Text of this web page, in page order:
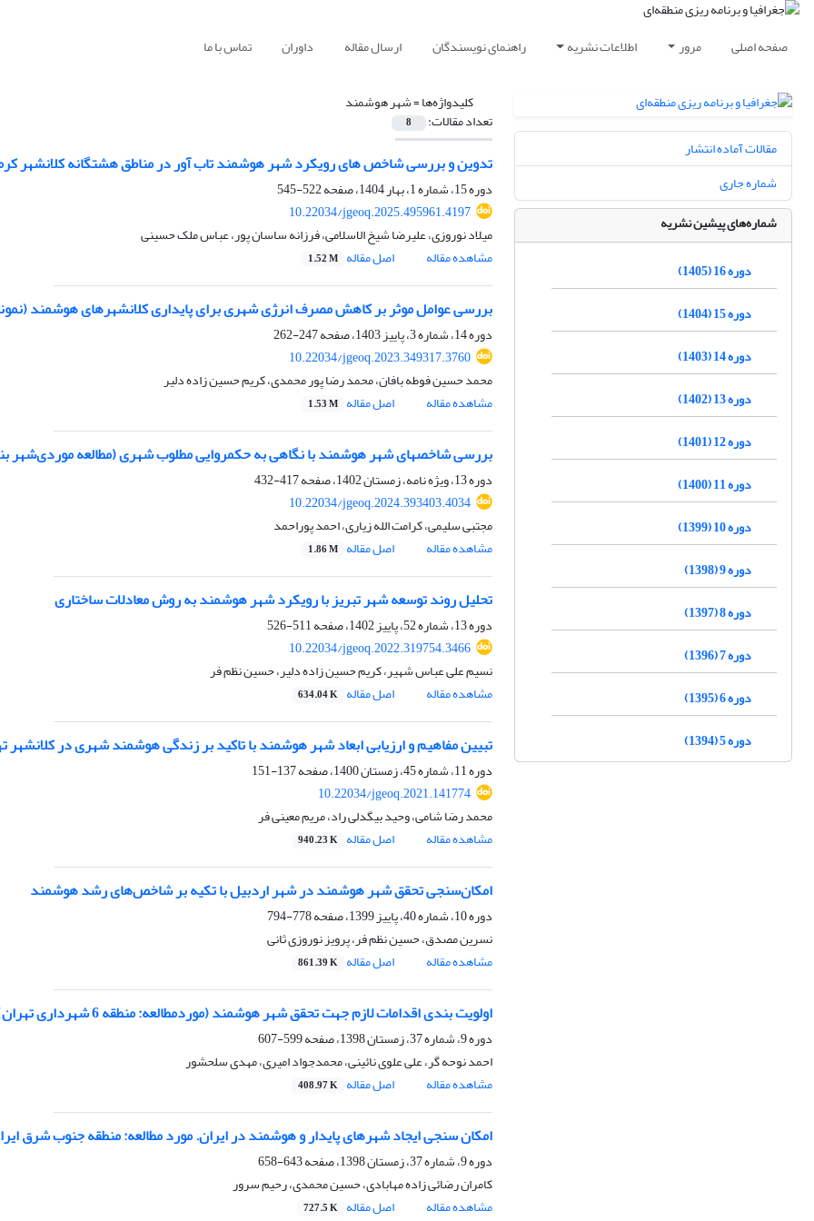
صفحه اصلی مرور اطلاعات نشریه راهنمای نویسندگان ارسال مقاله داوران تماس با ما
کلیدواژه‌ها =شهر هوشمند
تعداد مقالات: 8
تدوین و بررسی شاخص های رویکرد شهر هوشمند تاب آور در مناطق هشتگانه کلانشهر
دوره 15، شماره 1، بهار 1404، صفحه
522-545
10.22034/jgeoq.2025.495961.4197
میلاد نوروزی، علیرضا شیخ الاسلامی، فرزانه ساسان پور، عباس ملک حسینی
مشاهده مقاله
اصل مقاله 1.52 M
بررسی عوامل موثر بر کاهش مصرف انرژی شهری برای پایداری کلانشهرهای هوشمند
دوره 14، شماره 3، پاییز 1403، صفحه
247-262
10.22034/jgeoq.2023.349317.3760
محمد حسین فوطه بافان، محمد رضا پور محمدی، کریم حسین زاده دلیر
مشاهده مقاله
اصل مقاله 1.53 M
بررسی شاخص‎های شهر هوشمند با نگاهی به حکمروایی مطلوب شهری (مطالعه موردی‌شهر بندرعباس)
دوره 13، ویژه نامه، زمستان 1402، صفحه
417-432
10.22034/jgeoq.2024.393403.4034
مجتبی سلیمی، کرامت الله زیاری، احمد پوراحمد
مشاهده مقاله
اصل مقاله 1.86 M
تحلیل روند توسعه شهر تبریز با رویکرد شهر هوشمند به روش معادلات ساختاری
دوره 13، شماره 52، پاییز 1402، صفحه
511-526
10.22034/jgeoq.2022.319754.3466
نسیم علی عباس شهیر، کریم حسین زاده دلیر، حسین نظم فر
مشاهده مقاله
اصل مقاله 634.04 K
تبیین مفاهیم و ارزیابی ابعاد شهر هوشمند با تاکید بر زندگی هوشمند شهری در کلانشهر
دوره 11، شماره 45، زمستان 1400، صفحه
137-151
10.22034/jgeoq.2021.141774
محمد رضا شامی، وحید بیگدلی راد، مریم معینی فر
مشاهده مقاله
اصل مقاله 940.23 K
امکان‌سنجی تحقق‌ شهر هوشمند در شهر اردبیل با تکیه بر شاخص‌های رشد هوشمند
دوره 10، شماره 40، پاییز 1399، صفحه
778-794
نسرین مصدق، حسین نظم فر، پرویز نوروزی ثانی
مشاهده مقاله
اصل مقاله 861.39 K
اولویت بندی اقدامات لازم جهت تحقق شهر هوشمند (موردمطالعه: منطقه 6 شهرداری تهران)
دوره 9، شماره 37، زمستان 1398، صفحه
599-607
احمد نوحه گر، علی علوی نائینی، محمدجواد امیری، مهدی سلحشور
مشاهده مقاله
اصل مقاله 408.97 K
امکان سنجی ایجاد شهرهای پایدار و هوشمند در ایران. مورد مطالعه: منطقه جنوب شرق
دوره 9، شماره 37، زمستان 1398، صفحه
643-658
کامران رضائی زاده مهابادی، حسین محمدی، رحیم سرور
مشاهده مقاله
اصل مقاله 727.5 K
مقالات آماده انتشار
شماره جاری
شماره‌های پیشین نشریه
دوره 16 (1405)
دوره 15 (1404)
دوره 14 (1403)
دوره 13 (1402)
دوره 12 (1401)
دوره 11 (1400)
دوره 10 (1399)
دوره 9 (1398)
دوره 8 (1397)
دوره 7 (1396)
دوره 6 (1395)
دوره 5 (1394)